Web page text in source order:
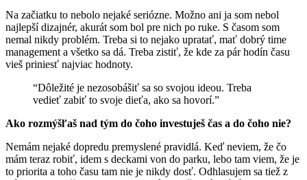
Na začiatku to nebolo nejaké seriózne. Možno ani ja som nebol
najlepší dizajnér, akurát som bol pre nich po ruke. S časom som
nemal nikdy problém. Treba si to nejako upratať, mať dobrý time
management a všetko sa dá. Treba zistiť, že kde za pár hodín času
vieš priniesť najviac hodnoty.
“Dôležité je nezosobášiť sa so svojou ideou. Treba
vedieť zabiť to svoje dieťa, ako sa hovorí.”
Ako rozmýšľaš nad tým do čoho investuješ čas a do čoho nie?
Nemám nejaké dopredu premyslené pravidlá. Keď neviem, že čo
mám teraz robiť, idem s deckami von do parku, lebo tam viem, že je
to priorita a toho času tam nie je nikdy dosť. Odhlasujem sa tiež z